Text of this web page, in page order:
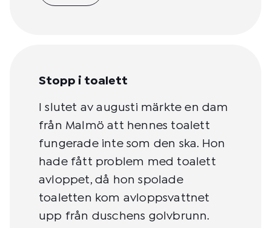
Stopp i toalett
I slutet av augusti märkte en dam
från Malmö att hennes toalett
fungerade inte som den ska. Hon
hade fått problem med toalett
avloppet, då hon spolade
toaletten kom avloppsvattnet
upp från duschens golvbrunn.